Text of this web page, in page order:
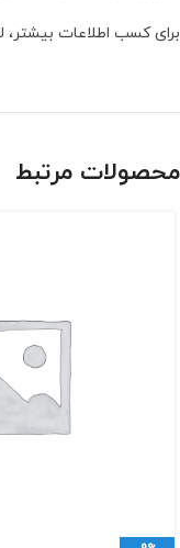
برای کسب اطلاعات بیشتر،
محصولات مرتبط